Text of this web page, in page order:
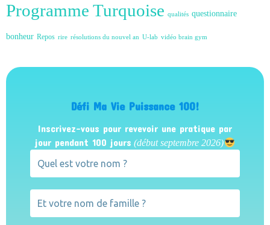
Programme Turquoise qualités questionnaire
bonheur Repos rire résolutions du nouvel an U-lab vidéo brain gym
Défi Ma Vie Puissance 100!
Inscrivez-vous pour revevoir une pratique par
jour pendant 100 jours (début septembre 2026)